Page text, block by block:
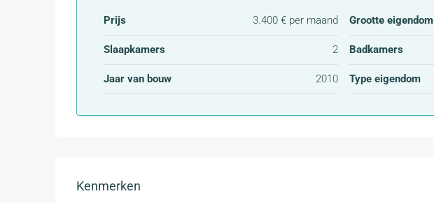
Prijs 3.400 € per maand Grootte eigendom
Slaapkamers 2 Badkamers
Jaar van bouw 2010 Type eigendom
Kenmerken